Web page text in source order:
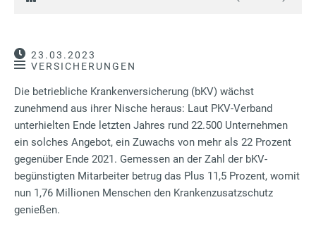
23.03.2023
VERSICHERUNGEN
Die betriebliche Krankenversicherung (bKV) wächst
zunehmend aus ihrer Nische heraus: Laut PKV-Verband
unterhielten Ende letzten Jahres rund 22.500 Unternehmen
ein solches Angebot, ein Zuwachs von mehr als 22 Prozent
gegenüber Ende 2021. Gemessen an der Zahl der bKV-
begünstigten Mitarbeiter betrug das Plus 11,5 Prozent, womit
nun 1,76 Millionen Menschen den Krankenzusatzschutz
genießen.